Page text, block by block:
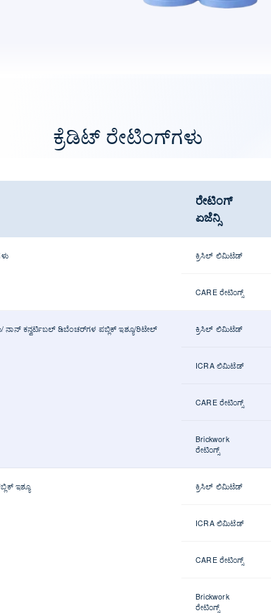
ಕ್ರೆಡಿಟ್ ರೇಟಿಂಗ್‌ಗಳು
ರೇಟಿಂಗ್
ಏಜೆನ್ಸಿ
ಕ್ರಿಸಿಲ್ ಲಿಮಿಟೆಡ್
CARE ರೇಟಿಂಗ್ಸ್
ನಾನ್ ಕನ್ವರ್ಟಿಬಲ್ ಡಿಬೆಂಚರ್‌ಗಳ ಪಬ್ಲಿಕ್ ಇಶ್ಯೂ/ರಿಟೇಲ್
ಕ್ರಿಸಿಲ್ ಲಿಮಿಟೆಡ್
ICRA ಲಿಮಿಟೆಡ್
CARE ರೇಟಿಂಗ್ಸ್
Brickwork
ರೇಟಿಂಗ್ಸ್
ಇಶ್ಯೂ ಕ್ರಿಸಿಲ್ ಲಿಮಿಟೆಡ್
ICRA ಲಿಮಿಟೆಡ್
CARE ರೇಟಿಂಗ್ಸ್
Brickwork
ರೇಟಿಂಗ್ಸ್